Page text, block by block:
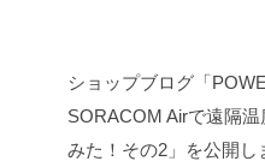
ショップブログ「
SORACOM Airで遠隔
みた！その2」を公開し